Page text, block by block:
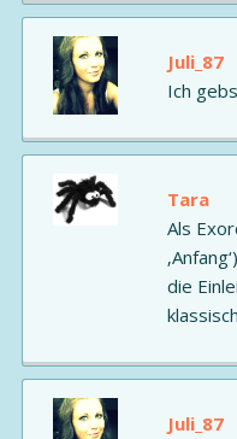
Juli_87
Ich
Tara
Als
die
Juli_87